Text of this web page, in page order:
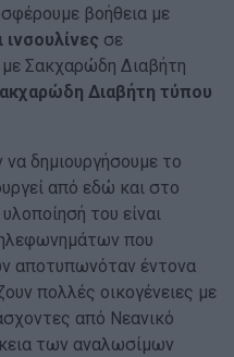
βοήθεια με
σε
με Σακχαρώδη Διαβήτη
Διαβήτη τύπου
να δημιουργήσουμε το
από εδώ και στο
του είναι
που
αποτυπωνόταν έντονα
πολλές οικογένειες με
από Νεανικό
των αναλωσίμων